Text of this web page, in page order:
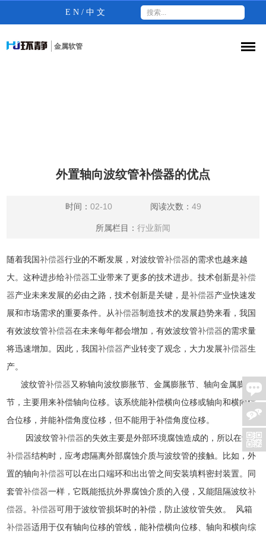
E N/ 中 文
金属软管
外置轴向波纹管补偿器的优点
时间： 02-10 阅读次数： 49
所属栏目： 行业新闻
随着我国补偿器行业的不断发展，对波纹管补偿器的需求也越来越
大。这种进步给补偿器工业带来了更多的技术进步。技术创新是补偿
器产业未来发展的必由之路，技术创新是关键，是补偿器产业快速发
展和市场需求的重要条件。从补偿器制造技术的发展趋势来看，我国
有效波纹管补偿器在未来每年都会增加，有效波纹管补偿器的需求量
将迅速增加。因此，我国补偿器产业转变了观念，大力发展补偿器生
产。
波纹管补偿器又称轴向波纹膨胀节、金属膨胀节、轴向金属膨胀
节，主要用来补偿轴向位移。该系统能补偿横向位移或轴向和横向综
合位移，并能补偿角度位移，但不能用于补偿角度位移。
因波纹管补偿器的失效主要是外部环境腐蚀造成的，所以在设计
补偿器结构时，应考虑隔离外部腐蚀介质与波纹管的接触。比如，外
置的轴向补偿器可以在出口端环和出出管之间安装填料密封装置。同
套管补偿器一样，它既能抵抗外界腐蚀介质的入侵，又能阻隔波纹补
偿器。补偿器可用于波纹管损坏时的补偿，防止波纹管失效。 风箱
补偿器适用于仅有轴向位移的管线，能补偿横向位移、轴向和横向综